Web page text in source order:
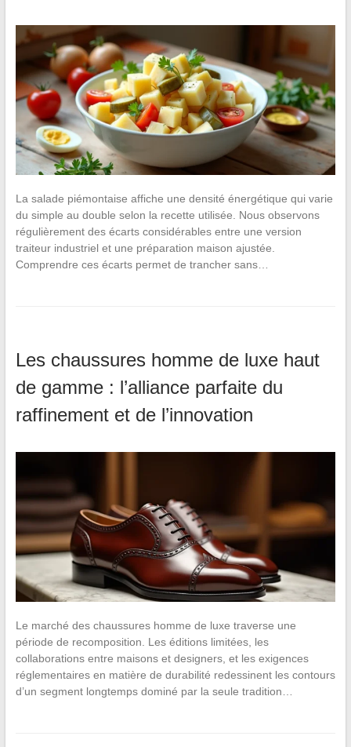
La salade piémontaise affiche une densité énergétique qui varie
du simple au double selon la recette utilisée. Nous observons
régulièrement des écarts considérables entre une version
traiteur industriel et une préparation maison ajustée.
Comprendre ces écarts permet de trancher sans…
Les chaussures homme de luxe haut
de gamme : l’alliance parfaite du
raffinement et de l’innovation
Le marché des chaussures homme de luxe traverse une
période de recomposition. Les éditions limitées, les
collaborations entre maisons et designers, et les exigences
réglementaires en matière de durabilité redessinent les contours
d’un segment longtemps dominé par la seule tradition…